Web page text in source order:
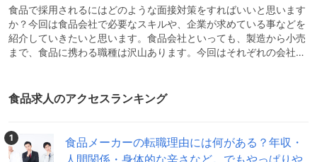
食品求人のアクセスランキング
1
食品メーカーの転職理由には何がある？年収・
人間関係・身体的な辛さなど。でもやっぱりや
共通するポイントについて述べてみたいと思います。清潔感、衛生
に
食品で採用されるにはどのような面接対策をすればいいと思います
か？今回は食品会社で必要なスキルや、企業が求めている事などを
紹介していきたいと思います。食品会社といっても、製造から小売
まで、食品に携わる職種は沢山あります。今回はそれぞれの会社に
用の特徴は？食品会社の採用の特徴は、言うまでもなく食品に携わ
る適性がある人材を採用することです。その適性を見極める手段は
ゼミなどはあまり問いません。あまり専門知識がなく始められる仕